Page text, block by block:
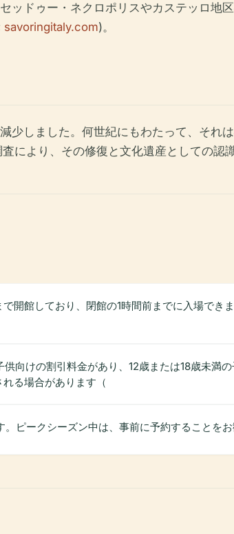
ッドゥー・ネクロポリスやカステッロ地
savoringitaly.com)。
しました。何世紀にもわたって、それ
により、その修復と文化遺産としての認
開館しており、閉館の1時間前までに入場でき
向けの割引料金があり、12歳または18歳未満の
る場合があります（
ピークシーズン中は、事前に予約することをお